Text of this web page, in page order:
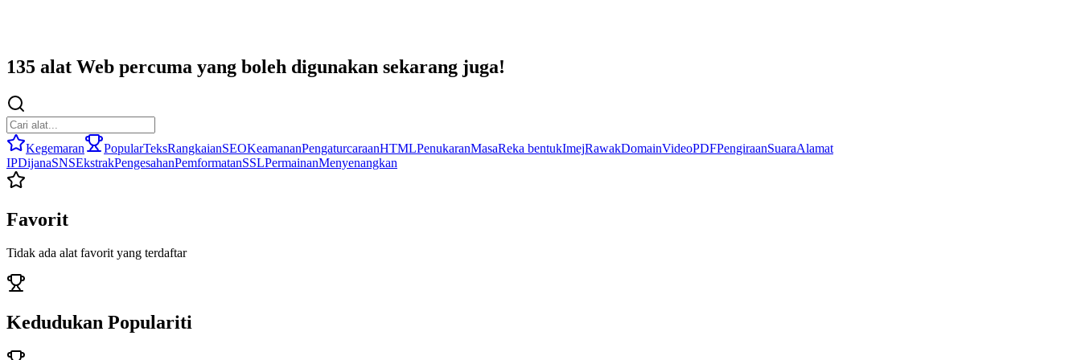
135 alat Web percuma yang boleh digunakan sekarang juga!
Kegemaran PopularTeksRangkaianSEOKeamananPengaturcaraanHTMLPenukaranMasaReka bentukImejRawakDomainVideoPDFPengiraanSuaraAlamat
IPDijanaSNSEkstrakPengesahanPemformatanSSLPermainanMenyenangkan
Favorit
Tidak ada alat favorit yang terdaftar
Kedudukan Populariti